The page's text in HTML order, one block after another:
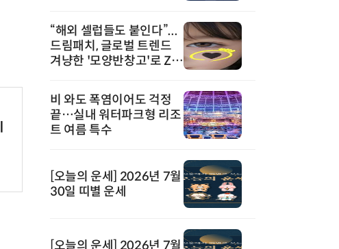
“해외 셀럽들도 붙인다”...
드림패치, 글로벌 트렌드
겨냥한 '모양반창고'로 Z세
비 와도 폭염이어도 걱정
끝…실내 워터파크형 리조
트 여름 특수
[오늘의 운세] 2026년 7월
30일 띠별 운세
[오늘의 운세] 2026년 7월